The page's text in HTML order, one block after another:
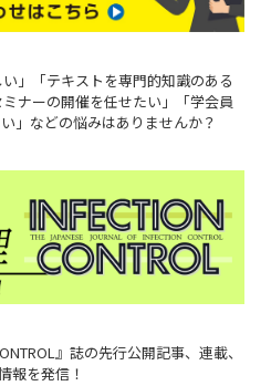
」「テキストを専門的知識のある
ナーの開催を任せたい」「学会員
」などの悩みはありませんか？
』誌の先行公開記事、連載、
報を発信！